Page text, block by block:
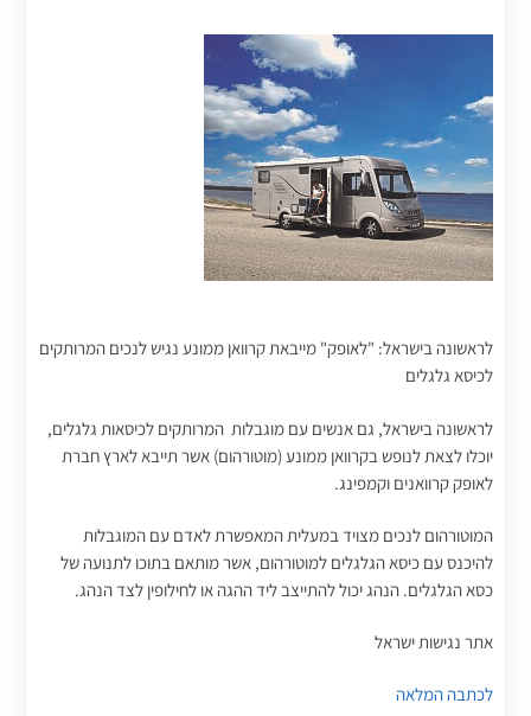
לראשונה בישראל: "לאופק" מייבאת קרוואן ממונע נגיש לנכים המרותקים
לכיסא גלגלים
לראשונה בישראל, גם אנשים עם מוגבלות המרותקים לכיסאות גלגלים,
יוכלו לצאת לנופש בקרוואן ממונע (מוטורהום) אשר תייבא לארץ חברת
לאופק קרוואנים וקמפינג.
המוטורהום לנכים מצויד במעלית המאפשרת לאדם עם המוגבלות
להיכנס עם כיסא הגלגלים למוטורהום, אשר מותאם בתוכו לתנועה של
כסא הגלגלים. הנהג יכול להתייצב ליד ההגה או לחילופין לצד הנהג.
אתר נגישות ישראל
לכתבה המלאה